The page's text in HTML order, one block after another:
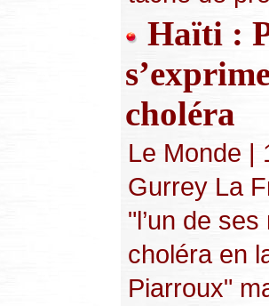
Haïti :
choléra
Le Monde |
Gurrey La
"l’un de
choléra en
Piarroux"